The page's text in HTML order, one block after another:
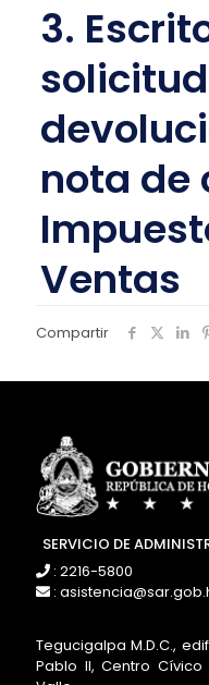
3.
nota de
Ventas
Compartir
SERVICIO DE
: 2216-5800
:
Tegucigalpa M.D.C.,
Pablo II, Centro